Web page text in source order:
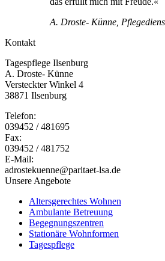
A. Droste- Künne,
Kontakt
Tagespflege Ilsenburg
A. Droste- Künne
Versteckter Winkel 4
38871 Ilsenburg
Telefon:
039452 / 481695
Fax:
039452 / 481752
E-Mail:
adrostekuenne@paritaet-lsa.de
Unsere Angebote
Altersgerechtes Wohnen
Ambulante Betreuung
Begegnungszentren
Stationäre Wohnformen
Tagespflege